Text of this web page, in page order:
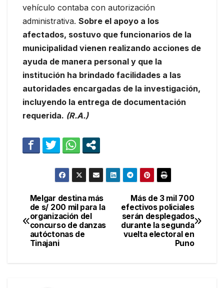
vehículo contaba con autorización
administrativa. Sobre el apoyo a los
afectados, sostuvo que funcionarios de la
municipalidad vienen realizando acciones de
ayuda de manera personal y que la
institución ha brindado facilidades a las
autoridades encargadas de la investigación,
incluyendo la entrega de documentación
requerida. (R.A.)
Navegación
de
entradas
Más de 3 mil 700
efectivos policiales
serán desplegados
durante la segunda
vuelta electoral en
Puno
Melgar destina más
de s/ 200 mil para la
organización del
concurso de danzas
autóctonas de
Tinajani